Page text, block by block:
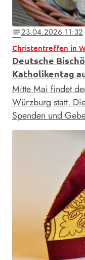
notes23.04.2026 11:32
Christentreffen in
Deutsche
Katholikentag
Mitte Mai findet
Würzburg statt.
Spenden und